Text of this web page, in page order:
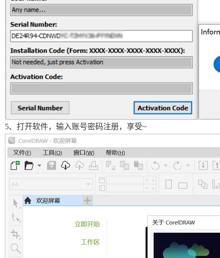
5、打开软件，输入账号密码注册，享受~